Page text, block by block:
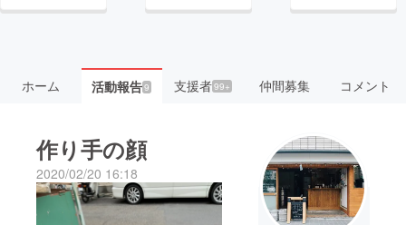
ホーム 活動報告9 支援者99+ 仲間募集 コメント
作り手の顔
2020/02/20 16:18